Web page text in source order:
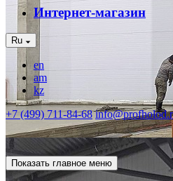
Интернет-магазин
Ru
en
am
kz
+7 (499) 711-84-68
Показать главное меню